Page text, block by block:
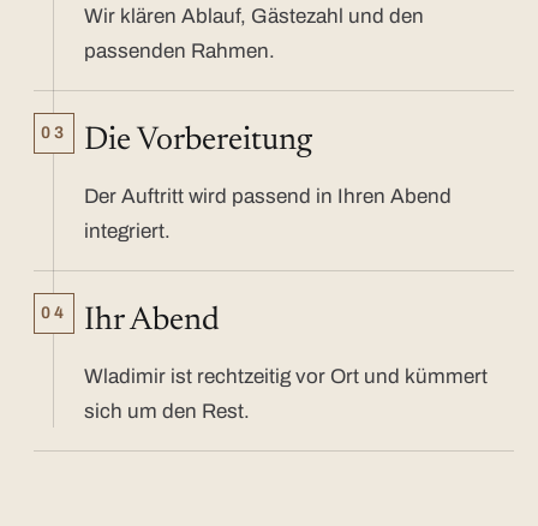
Wir klären Ablauf, Gästezahl und den
passenden Rahmen.
03 Die Vorbereitung
Der Auftritt wird passend in Ihren Abend
integriert.
04 Ihr Abend
Wladimir ist rechtzeitig vor Ort und kümmert
sich um den Rest.